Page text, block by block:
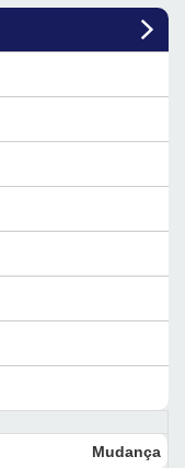
Mudança